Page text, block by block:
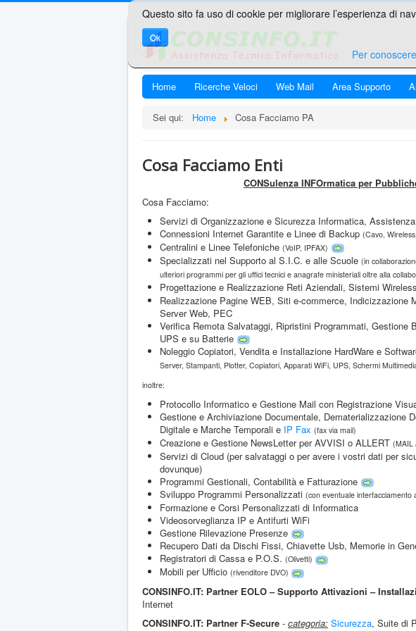
Home Ricerche Veloci Web Mail Area Supporto
Sei qui: Home Cosa Facciamo PA
Cosa Facciamo Enti
CONSulenza INFOrmatica per
Cosa Facciamo:
Servizi di Organizzazione e Sicurezza Informatica,
Connessioni Internet Garantite e Linee di Backup (Cavo,
Centralini e Linee Telefoniche (VoIP, IPFAX)
Specializzati nel Supporto al S.I.C. e alle Scuole (in
ulteriori programmi per gli uffici tecnici e anagrafe ministeriali oltre alla
Progettazione e Realizzazione Reti Aziendali, Sistemi Wireless
Realizzazione Pagine WEB, Siti e-commerce, Indicizzazione
Server Web, PEC
Verifica Remota Salvataggi, Ripristini Programmati, Gestione
UPS e su Batterie
Noleggio Copiatori, Vendita e Installazione HardWare e
Server, Stampanti, Plotter, Copiatori, Apparati WiFi, UPS, Schermi
inoltre:
Protocollo Informatico e Gestione Mail con Registrazione
Gestione e Archiviazione Documentale, Dematerializzazione
Digitale e Marche Temporali e IP Fax (fax via mail)
Creazione e Gestione NewsLetter per AVVISI o ALLERT (MAIL
Servizi di Cloud (per salvataggi o per avere i vostri dati per
dovunque)
Programmi Gestionali, Contabilità e Fatturazione
Sviluppo Programmi Personalizzati (con eventuale interfacciamento
Formazione e Corsi Personalizzati di Informatica
Videosorveglianza IP e Antifurti WiFi
Gestione Rilevazione Presenze
Recupero Dati da Dischi Fissi, Chiavette Usb, Memorie in
Registratori di Cassa e P.O.S. (Olivetti)
Mobili per Ufficio (rivenditore DVO)
CONSINFO.IT: Partner EOLO – Supporto Attivazioni –
Internet
CONSINFO.IT: Partner F-Secure - categoria: Sicurezza, Suite di
Questo sito fa uso di cookie per migliorare l’esperienza di
Ok
Per